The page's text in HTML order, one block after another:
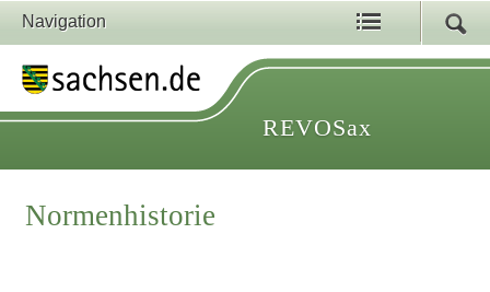
Navigation
REVOSax
Normenhistorie